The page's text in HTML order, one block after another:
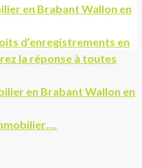
en Brabant Wallon en
d’enregistrements en
la réponse à toutes
en Brabant Wallon en